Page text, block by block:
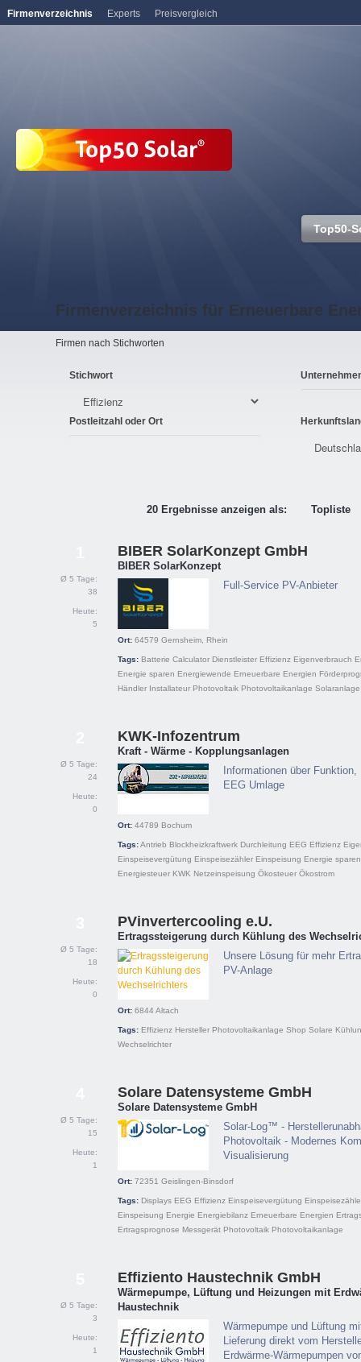
Top50-
Firmenverzeichnis für Erneuerbare
Firmen nach Stichworten
Stichwort
Postleitzahl oder Ort
20 Ergebnisse anzeigen als: Topliste
Ø 5 Tage:
38
Heute:
5
BIBER SolarKonzept GmbH
BIBER SolarKonzept
Full-Service PV-Anbieter
Ort: 64579 Gernsheim, Rhein
Tags: Batterie Calculator Dienstleister Effizienz Eigenverbrauch
Energie sparen Energiewende Erneuerbare Energien
Händler Installateur Photovoltaik Photovoltaikanlage Solaranlage
Ø 5 Tage:
24
Heute:
0
KWK-Infozentrum
Kraft - Wärme - Kopplungsanlagen
Informationen über
EEG Umlage
Ort: 44789 Bochum
Tags:Antrieb Blockheizkraftwerk Durchleitung EEG Effizienz
Einspeisevergütung Einspeisezähler Einspeisung Energie sparen
Energiesteuer KWK Netzeinspeisung Ökosteuer Ökostrom
Ø 5 Tage:
18
Heute:
0
PVinvertercooling e.U.
Ertragssteigerung durch Kühlung des
Unsere Lösung für mehr
PV-Anlage
Ort: 6844 Altach
Tags: Effizienz Hersteller Photovoltaikanlage Shop Solare
Wechselrichter
Ø 5 Tage:
15
Heute:
1
Solare Datensysteme GmbH
Solare Datensysteme GmbH
Solar-Log™ -
Photovoltaik - Modernes
Visualisierung
Ort: 72351 Geislingen-Binsdorf
Tags: Displays EEG Effizienz Einspeisevergütung
Einspeisung Energie Energiebilanz Erneuerbare Energien
Ertragsprognose Messgerät Photovoltaik Photovoltaikanlage
Ø 5 Tage:
3
Heute:
1
Effiziento Haustechnik GmbH
Wärmepumpe, Lüftung und Heizungen mit
Haustechnik
Wärmepumpe und Lüftung
Lieferung direkt vom
Erdwärme-Wärmepumpen
Firmenverzeichnis Experts Preisvergleich